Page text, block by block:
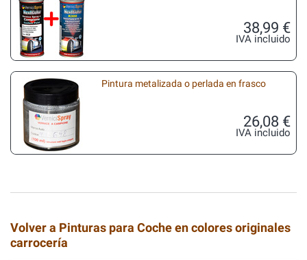
38,99 €
IVA incluido
Pintura metalizada o perlada en frasco
26,08 €
IVA incluido
Volver a Pinturas para Coche en colores originales
carrocería